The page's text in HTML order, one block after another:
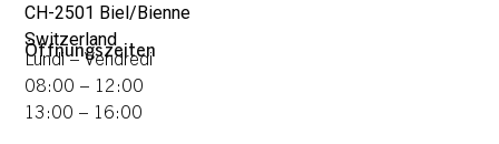
CH-2501 Biel/Bienne
Switzerland
Öffnungszeiten
Lundi – Vendredi
08:00 – 12:00
13:00 – 16:00